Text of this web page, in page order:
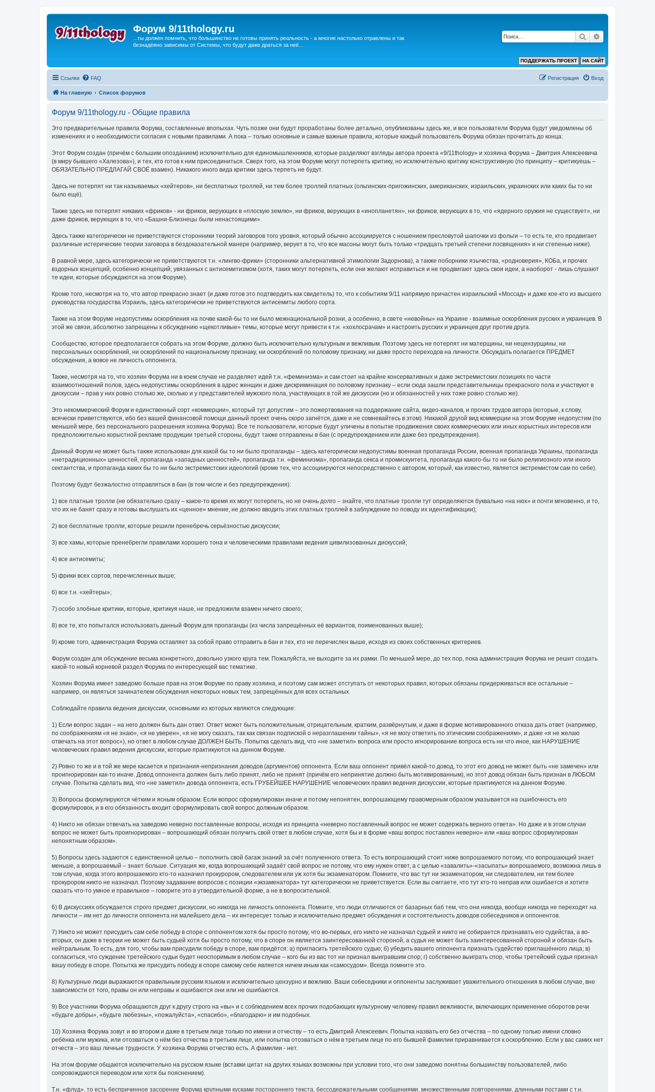
Форум 9/11thology.ru
...ты должен помнить, что большинство не готовы принять реальность - а многие настолько отравлены и так
безнадёжно зависимы от Системы, что будут даже драться за неё...
Поиск
НА САЙТ
ПОДДЕРЖАТЬ ПРОЕКТ
Ссылки FAQ Вход
Регистрация
На главную Список форумов
Форум 9/11thology.ru - Общие правила
Это предварительные правила Форума, составленные впопыхах. Чуть позже они будут проработаны более детально, опубликованы здесь же, и все пользователи Форума будут уведомлены об
изменениях и о необходимости согласия с новыми правилами. А пока – только основные и самые важные правила, которые каждый пользователь Форума обязан прочитать до конца:
Этот Форум создан (причём с большим опозданием) исключительно для единомышленников, которые разделяют взгляды автора проекта «9/11thology» и хозяина Форума – Дмитрия Алексеевича
(в миру бывшего «Халезова»), и тех, кто готов к ним присоединиться. Сверх того, на этом Форуме могут потерпеть критику, но исключительно критику конструктивную (по принципу – критикуешь –
ОБЯЗАТЕЛЬНО ПРЕДЛАГАЙ СВОЁ взамен). Никакого иного вида критики здесь терпеть не будут.
Здесь не потерпят ни так называемых «хейтеров», ни бесплатных троллей, ни тем более троллей платных (ольгинских-пригожинских, американских, израильских, украинских или каких бы то ни
было ещё).
Также здесь не потерпят никаких «фриков» - ни фриков, верующих в «плоскую землю», ни фриков, верующих в «инопланетян», ни фриков, верующих в то, что «ядерного оружия не существует», ни
даже фриков, верующих в то, что «Башни-Близнецы были ненастоящими».
Здесь также категорически не приветствуются сторонники теорий заговоров того уровня, который обычно ассоциируется с ношением пресловутой шапочки из фольги – то есть те, кто продвигает
различные истерические теории заговора в бездоказательной манере (например, верует в то, что все масоны могут быть только «тридцать третьей степени посвящения» и ни степенью ниже).
В равной мере, здесь категорически не приветствуются т.н. «лингво-фрики» (сторонники альтернативной этимологии Задорнова), а также поборники язычества, «родноверия», КОБа, и прочих
вздорных концепций, особенно концепций, увязанных с антисемитизмом (хотя, таких могут потерпеть, если они желают исправиться и не продвигают здесь свои идеи, а наоборот - лишь слушают
те идеи, которые обсуждаются на этом Форуме).
Кроме того, несмотря на то, что автор прекрасно знает (и даже готов это подтвердить как свидетель) то, что к событиям 9/11 напрямую причастен израильский «Моссад» и даже кое-кто из высшего
руководства государства Израиль, здесь категорически не приветствуются антисемиты любого сорта.
Также на этом Форуме недопустимы оскорбления на почве какой-бы то ни было межнациональной розни, а особенно, в свете «невойны» на Украине - взаимные оскорбления русских и украинцев. В
этой же связи, абсолютно запрещены к обсуждению «щекотливые» темы, которые могут привести к т.н. «хохлосрачам» и настроить русских и украинцев друг против друга.
Сообщество, которое предполагается собрать на этом Форуме, должно быть исключительно культурным и вежливым. Поэтому здесь не потерпят ни матерщины, ни нецензурщины, ни
персональных оскорблений, ни оскорблений по национальному признаку, ни оскорблений по половому признаку, ни даже просто переходов на личности. Обсуждать полагается ПРЕДМЕТ
обсуждения, а вовсе не личность оппонента.
Также, несмотря на то, что хозяин Форума ни в коем случае не разделяет идей т.н. «феминизма» и сам стоит на крайне консервативных и даже экстремистских позициях по части
взаимоотношений полов, здесь недопустимы оскорбления в адрес женщин и даже дискриминация по половому признаку – если сюда зашли представительницы прекрасного пола и участвуют в
дискуссии – прав у них ровно столько же, сколько и у представителей мужского пола, участвующих в той же дискуссии (но и обязанностей у них тоже ровно столько же).
Это некоммерческий Форум и единственный сорт «коммерции», который тут допустим – это пожертвования на поддержание сайта, видео-каналов, и прочих трудов автора (которые, к слову,
всячески приветствуются, ибо без вашей финансовой помощи данный проект очень скоро загнётся, даже и не сомневайтесь в этом). Никакой другой вид коммерции на этом Форуме недопустим (по
меньшей мере, без персонального разрешения хозяина Форума). Все те пользователи, которые будут уличены в попытке продвижения своих коммерческих или иных корыстных интересов или
предположительно корыстной рекламе продукции третьей стороны, будут также отправлены в бан (с предупреждением или даже без предупреждения).
Данный Форум не может быть также использован для какой бы то ни было пропаганды – здесь категорически недопустимы военная пропаганда России, военная пропаганда Украины, пропаганда
«нетрадиционных» ценностей, пропаганда «западных ценностей», пропаганда т.н. «феминизма», пропаганда секса и промискуитета, пропаганда какого-бы то ни было религиозного или иного
сектантства, и пропаганда каких бы то ни было экстремистских идеологий (кроме тех, что ассоциируются непосредственно с автором, который, как известно, является экстремистом сам по себе).
Поэтому будут безжалостно отправляться в бан (в том числе и без предупреждения):
1) все платные тролли (не обязательно сразу – какое-то время их могут потерпеть, но не очень долго – знайте, что платные тролли тут определяются буквально «на нюх» и почти мгновенно, и то,
что их не банят сразу и готовы выслушать их «ценное» мнение, не должно вводить этих платных троллей в заблуждение по поводу их идентификации);
2) все бесплатные тролли, которые решили пренебречь серьёзностью дискуссии;
3) все хамы, которые пренебрегли правилами хорошего тона и человеческими правилами ведения цивилизованных дискуссий;
4) все антисемиты;
5) фрики всех сортов, перечисленных выше;
6) все т.н. «хейтеры»;
7) особо злобные критики, которые, критикуя наше, не предложили взамен ничего своего;
8) все те, кто попытался использовать данный Форум для пропаганды (из числа запрещённых её вариантов, поименованных выше);
9) кроме того, администрация Форума оставляет за собой право отправить в бан и тех, кто не перечислен выше, исходя из своих собственных критериев.
Форум создан для обсуждение весьма конкретного, довольно узкого круга тем. Пожалуйста, не выходите за их рамки. По меньшей мере, до тех пор, пока администрация Форума не решит создать
какой-то новый корневой раздел Форума по интересующей вас тематике.
Хозяин Форума имеет заведомо больше прав на этом Форуме по праву хозяина, и поэтому сам может отступать от некоторых правил, которых обязаны придерживаться все остальные –
например, он являться зачинателем обсуждения некоторых новых тем, запрещённых для всех остальных.
Соблюдайте правила ведения дискуссии, основными из которых являются следующие:
1) Если вопрос задан – на него должен быть дан ответ. Ответ может быть положительным, отрицательным, кратким, развёрнутым, и даже в форме мотивированного отказа дать ответ (например,
по соображениям «я не знаю», «я не уверен», «я не могу сказать, так как связан подпиской о неразглашении тайны», «я не могу ответить по этическим соображениям», и даже «я не желаю
отвечать на этот вопрос»), но ответ в любом случае ДОЛЖЕН БЫТЬ. Попытка сделать вид, что «не заметил» вопроса или просто игнорирование вопроса есть ни что иное, как НАРУШЕНИЕ
человеческих правил ведения дискуссии, которые практикуются на данном Форуме.
2) Ровно то же и в той же мере касается и признания-непризнания доводов (аргументов) оппонента. Если ваш оппонент привёл какой-то довод, то этот его довод не может быть «не замечен» или
проигнорирован как-то иначе. Довод оппонента должен быть либо принят, либо не принят (причём его непринятие должно быть мотивированным), но этот довод обязан быть признан в ЛЮБОМ
случае. Попытка сделать вид, что «не заметил» довода оппонента, есть ГРУБЕЙШЕЕ НАРУШЕНИЕ человеческих правил ведения дискуссии, которые практикуются на данном Форуме.
3) Вопросы формулируются чётким и ясным образом. Если вопрос сформулирован иначе и потому непонятен, вопрошающему правомерным образом указывается на ошибочность его
формулировок, и в его обязанность входит сформулировать свой вопрос должным образом.
4) Никто не обязан отвечать на заведомо неверно поставленные вопросы, исходя из принципа «неверно поставленный вопрос не может содержать верного ответа». Но даже и в этом случае
вопрос не может быть проигнорирован – вопрошающий обязан получить свой ответ в любом случае, хотя бы и в форме «ваш вопрос поставлен неверно» или «ваш вопрос сформулирован
непонятным образом».
5) Вопросы здесь задаются с единственной целью – пополнить свой багаж знаний за счёт полученного ответа. То есть вопрошающий стоит ниже вопрошаемого потому, что вопрошающий знает
меньше, а вопрошаемый – знает больше. Ситуация же, когда вопрошающий задаёт свой вопрос не потому, что ему нужен ответ, а с целью «завалить»-«засыпать» вопрошаемого, возможна лишь в
том случае, когда этого вопрошаемого кто-то назначил прокурором, следователем или уж хотя бы экзаменатором. Помните, что вас тут ни экзаменатором, ни следователем, ни тем более
прокурором никто не назначал. Поэтому задавание вопросов с позиции «экзаменатора» тут категорически не приветствуется. Если вы считаете, что тут кто-то неправ или ошибается и хотите
сказать что-то умное и правильное – говорите это в утвердительной форме, а не в вопросительной.
6) В дискуссиях обсуждается строго предмет дискуссии, но никогда не личность оппонента. Помните, что люди отличаются от базарных баб тем, что они никогда, вообще никогда не переходят на
личности – им нет до личности оппонента ни малейшего дела – их интересует только и исключительно предмет обсуждения и состоятельность доводов собеседников и оппонентов.
7) Никто не может присудить сам себе победу в споре с оппонентом хотя бы просто потому, что во-первых, его никто не назначал судьей и никто не собирается признавать его судейства, а во-
вторых, он даже в теории не может быть судьей хотя бы просто потому, что в споре он является заинтересованной стороной, а судья не может быть заинтересованной стороной и обязан быть
нейтральным. То есть, для того, чтобы вам присудили победу в споре, вам придётся: а) пригласить третейского судью; б) убедить вашего оппонента признать судейство приглашённого лица; в)
согласиться, что суждение третейского судьи будет неоспоримым в любом случае – кого бы из вас тот ни признал выигравшим спор; г) собственно выиграть спор, чтобы третейский судья признал
вашу победу в споре. Попытка же присудить победу в споре самому себе является ничем иным как «самосудом». Всегда помните это.
8) Культурные люди выражаются правильным русским языком и исключительно цензурно и вежливо. Ваши собеседники и оппоненты заслуживает уважительного отношения в любом случае, вне
зависимости от того, правы он или неправы и ошибаются они или не ошибаются.
9) Все участники Форума обращаются друг к другу строго на «вы» и с соблюдением всех прочих подобающих культурному человеку правил вежливости, включающих применение оборотов речи
«будьте добры», «будьте любезны», «пожалуйста», «спасибо», «благодарю» и им подобных.
10) Хозяина Форума зовут и во втором и даже в третьем лице только по имени и отчеству – то есть Дмитрий Алексеевич. Попытка назвать его без отчества – по одному только имени словно
ребёнка или мужика, или отозваться о нём без отчества в третьем лице, или попытка отозваться о нём в третьем лице по его бывшей фамилии приравнивается к оскорблению. Если у вас самих нет
отчеств – это ваш личные трудности. У хозяина Форума отчество есть. А фамилии - нет.
На этом форуме общаются исключительно на русском языке (вставки цитат на других языках возможны при условии того, что они заведомо понятны большинству пользователей, либо
сопровождаются переводом или хотя бы пояснением).
Т.н. «флуд», то есть беспричинное засорение Форума крупными кусками постороннего текста, бессодержательными сообщениями, множественными повторениями, длинными постами с т.н.